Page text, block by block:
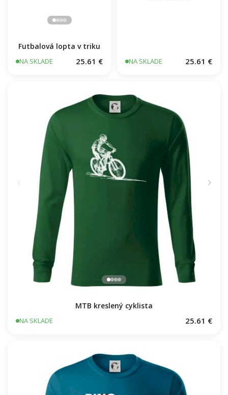
Futbalová lopta v triku
NA SKLADE 25.61 € NA SKLADE 25.61 €
MTB kreslený cyklista
NA SKLADE 25.61 €